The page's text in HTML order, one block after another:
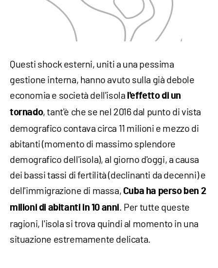
Questi shock esterni, uniti a una pessima
gestione interna, hanno avuto sulla già debole
economia e società dell'isola l'effetto di un
tornado, tant'è che se nel 2016 dal punto di vista
demografico contava circa 11 milioni e mezzo di
abitanti (momento di massimo splendore
demografico dell'isola), al giorno d'oggi, a causa
dei bassi tassi di fertilità (declinanti da decenni) e
dell'immigrazione di massa, Cuba ha perso ben 2
milioni di abitanti in 10 anni. Per tutte queste
ragioni, l'isola si trova quindi al momento in una
situazione estremamente delicata.